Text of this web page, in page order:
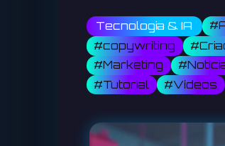
Tecnologia & IA
#copywriting
#Marketing
#Tutorial
#Vídeos